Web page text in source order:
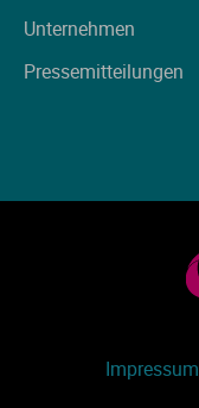
Unternehmen
Pressemitteilungen
Impressum